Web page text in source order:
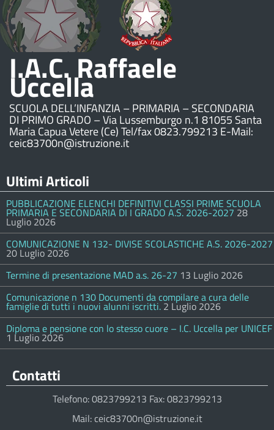
I.A.C. Raffaele
Uccella
SCUOLA DELL’INFANZIA – PRIMARIA – SECONDARIA
DI PRIMO GRADO – Via Lussemburgo n.1 81055 Santa
Maria Capua Vetere (Ce) Tel/fax 0823.799213 E-Mail:
ceic83700n@istruzione.it
Ultimi Articoli
PUBBLICAZIONE ELENCHI DEFINITIVI CLASSI PRIME SCUOLA
PRIMARIA E SECONDARIA DI I GRADO A.S. 2026-2027 28
Luglio 2026
COMUNICAZIONE N 132- DIVISE SCOLASTICHE A.S. 2026-2027
20 Luglio 2026
Termine di presentazione MAD a.s. 26-27 13 Luglio 2026
Comunicazione n 130 Documenti da compilare a cura delle
famiglie di tutti i nuovi alunni iscritti. 2 Luglio 2026
Diploma e pensione con lo stesso cuore – I.C. Uccella per UNICEF
1 Luglio 2026
Contatti
Telefono: 0823799213 Fax: 0823799213
Mail: ceic83700n@istruzione.it